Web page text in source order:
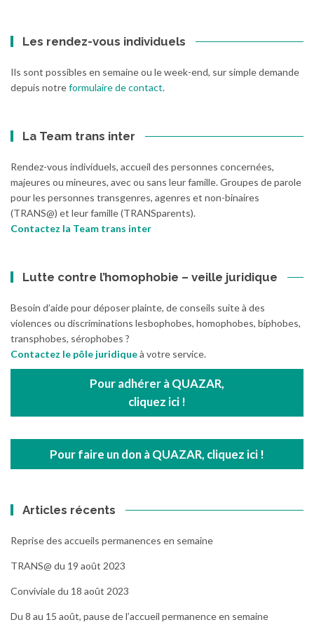
Les rendez-vous individuels
Ils sont possibles en semaine ou le week-end, sur simple demande
depuis notreformulaire de contact.
La Team trans inter
Rendez-vous individuels, accueil des personnes concernées,
majeures ou mineures, avec ou sans leur famille. Groupes de parole
pour les personnes transgenres, agenres et non-binaires
(TRANS@) et leur famille (TRANSparents).
Contactez la Team trans inter
Lutte contre l’homophobie – veille juridique
Besoin d’aide pour déposer plainte, de conseils suite à des
violences ou discriminations lesbophobes, homophobes, biphobes,
transphobes, sérophobes ?
Contactez le pôle juridiqueà votre service.
Pour adhérer à QUAZAR,
cliquez ici !
Pour faire un don à QUAZAR, cliquez ici !
Articles récents
Reprise des accueils permanences en semaine
TRANS@ du 19 août 2023
Conviviale du 18 août 2023
Du 8 au 15 août, pause de l’accueil permanence en semaine